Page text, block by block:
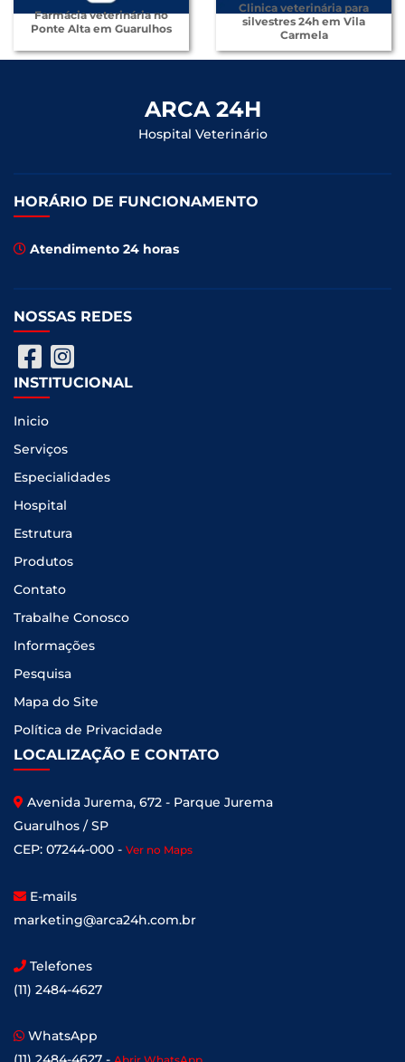
Farmácia veterinária no
Ponte Alta em Guarulhos
Clinica veterinária para
silvestres 24h em Vila
Carmela
ARCA 24H
Hospital Veterinário
HORÁRIO DE FUNCIONAMENTO
Atendimento 24 horas
NOSSAS REDES
INSTITUCIONAL
Inicio
Serviços
Especialidades
Hospital
Estrutura
Produtos
Contato
Trabalhe Conosco
Informações
Pesquisa
Mapa do Site
Política de Privacidade
LOCALIZAÇÃO E CONTATO
Avenida Jurema, 672 - Parque Jurema
Guarulhos / SP
CEP: 07244-000 - Ver no Maps
E-mails
marketing@arca24h.com.br
Telefones
(11) 2484-4627
WhatsApp